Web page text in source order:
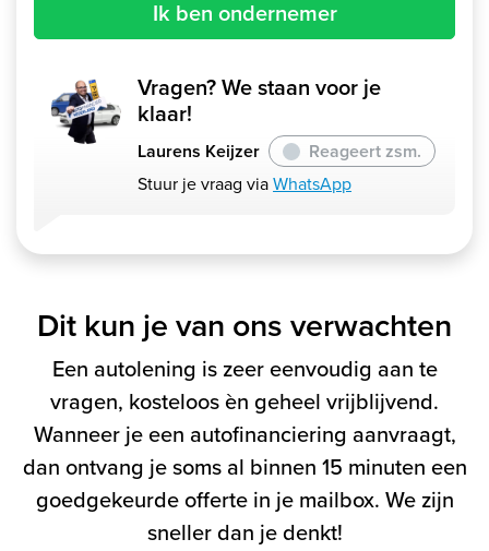
Ik ben ondernemer
Vragen? We staan voor je
klaar!
Laurens Keijzer
Reageert zsm.
Stuur je vraag viaWhatsApp
Dit kun je van ons verwachten
Een autolening is zeer eenvoudig aan te
vragen, kosteloos èn geheel vrijblijvend.
Wanneer je een autofinanciering aanvraagt,
dan ontvang je soms al binnen 15 minuten een
goedgekeurde offerte in je mailbox. We zijn
sneller dan je denkt!